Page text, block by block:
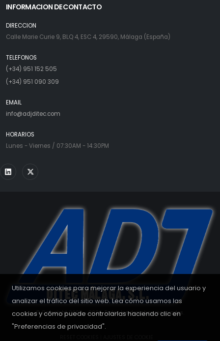
Utilizamos cookies para mejorar la experiencia del usuario y
analizar el tráfico del sitio web. Lea cómo usamos las
cookies y cómo puede controlarlas haciendo clic en
"Preferencias de privacidad".
INFORMACION DE CONTACTO
DIRECCION
Calle Marie Curie 9, BLQ 4, ESC 4, 29590, Málaga (España)
TELEFONOS
(+34) 951 152 505
(+34) 951 090 309
EMAIL
info@adjditec.com
HORARIOS
Lunes - Viernes / 07:30AM - 14:30PM
© Copyright 2008 - 2026. Todos los derechos reservados.